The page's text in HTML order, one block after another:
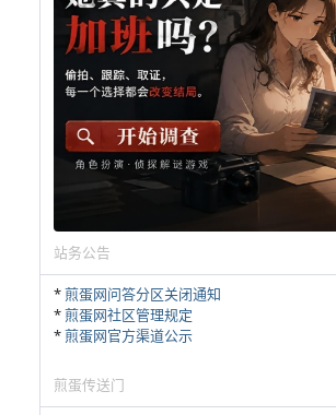
站务公告
*煎蛋网问答分区关闭通知
*煎蛋网社区管理规定
*煎蛋网官方渠道公示
煎蛋传送门